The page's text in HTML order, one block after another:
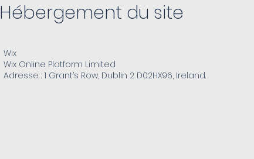
Hébergement du site
Wix
Wix Online Platform Limited
Adresse : 1 Grant’s Row, Dublin 2 D02HX96, Ireland.